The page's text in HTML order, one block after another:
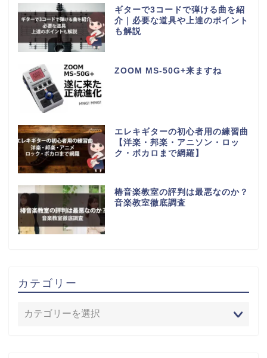
ギターで3コードで弾ける曲を紹
介｜必要な道具や上達のポイント
も解説
ZOOM MS-50G+来ますね
エレキギターの初心者用の練習曲
【洋楽・邦楽・アニソン・ロッ
ク・ボカロまで網羅】
椿音楽教室の評判は最悪なのか？
音楽教室徹底調査
カテゴリー